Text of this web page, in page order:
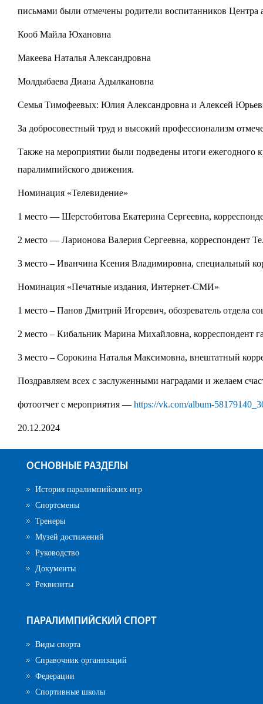
письмами были отмечены родители воспитанников Центра
Кооб Майла Юхановна
Макеева Наталья Александровна
Молдыбаева Диана Адылкановна
Семья Тимофеевых: Юлия Александровна и Алексей
За добросовестный труд и высокий профессионализм
Также на мероприятии были подведены итоги ежегодного
паралимпийского движения.
Номинация «Телевидение»
1 место — Шерстобитова Екатерина Сергеевна,
2 место — Ларионова Валерия Сергеевна, корреспондент
3 место – Иванчина Ксения Владимировна, специальный
Номинация «Печатные издания, Интернет-СМИ»
1 место – Панов Дмитрий Игоревич, обозреватель отдела
2 место – Кибальник Марина Михайловна, корреспондент
3 место – Сорокина Наталья Максимовна, внештатный
Поздравляем всех с заслуженными наградами и желаем
фотоотчет с мероприятия — https://vk.com/album-
20.12.2024
ОСНОВНЫЕ РАЗДЕЛЫ
История паралимпийских игр
Спортсмены
Тренеры
Музей достижений
Руководство
Документы
Реквизиты
ПАРАЛИМПИЙСКИЙ СПОРТ
Виды спорта
Справочник организаций
Федерации
Спортивные школы